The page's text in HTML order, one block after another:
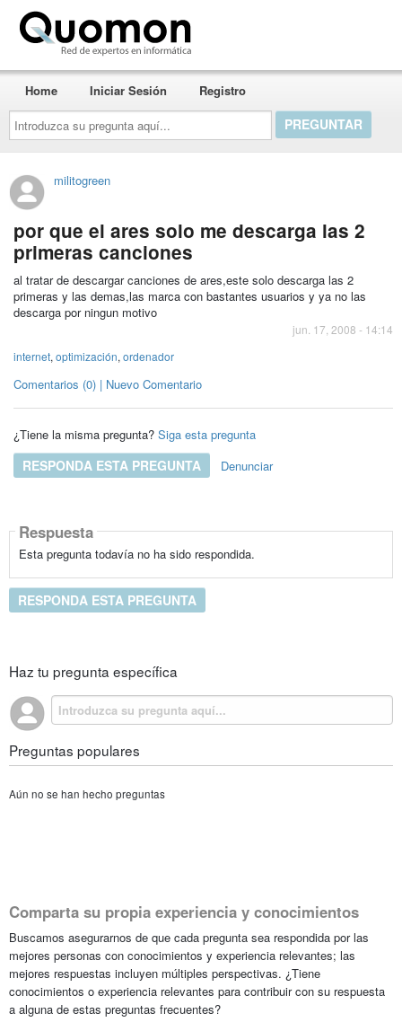
Introduzca
su
pregunta
aquí...
Home Iniciar Sesión Registro
militogreen
por que el ares solo me descarga las 2
primeras canciones
al tratar de descargar canciones de ares,este solo descarga las 2
primeras y las demas,las marca con bastantes usuarios y ya no las
descarga por ningun motivo
jun. 17, 2008 - 14:14
internet, optimización, ordenador
Comentarios (0) | Nuevo Comentario
¿Tiene la misma pregunta? Siga esta pregunta
RESPONDA ESTA PREGUNTA Denunciar
Respuesta
Esta pregunta todavía no ha sido respondida.
RESPONDA ESTA PREGUNTA
Haz tu pregunta específica
Preguntas populares
Aún no se han hecho preguntas
Comparta su propia experiencia y conocimientos
Buscamos asegurarnos de que cada pregunta sea respondida por las
mejores personas con conocimientos y experiencia relevantes; las
mejores respuestas incluyen múltiples perspectivas. ¿Tiene
conocimientos o experiencia relevantes para contribuir con su respuesta
a alguna de estas preguntas frecuentes?